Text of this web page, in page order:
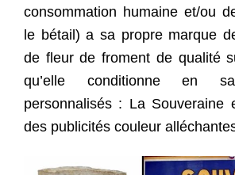
consommation humaine et/ou
le bétail) a sa propre marque
de fleur de froment de qualité
qu’elle conditionne en
personnalisés : La Souveraine
des publicités couleur